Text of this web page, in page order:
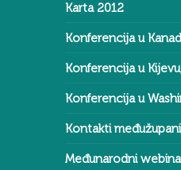
Karta 2012
Konferencija u
Konferencija u
Konferencija u
Kontakti
Međunarodni